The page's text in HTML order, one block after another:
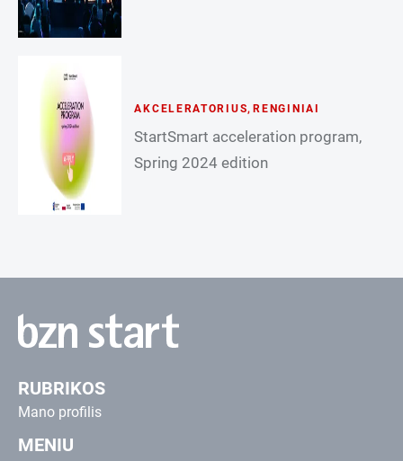
AKCELERATORIUS, RENGINIAI
StartSmart acceleration program,
Spring 2024 edition
RUBRIKOS
Mano profilis
MENIU